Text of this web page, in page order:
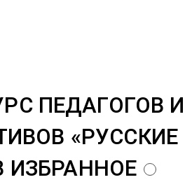
ПЕДАГОГОВ И
«РУССКИЕ